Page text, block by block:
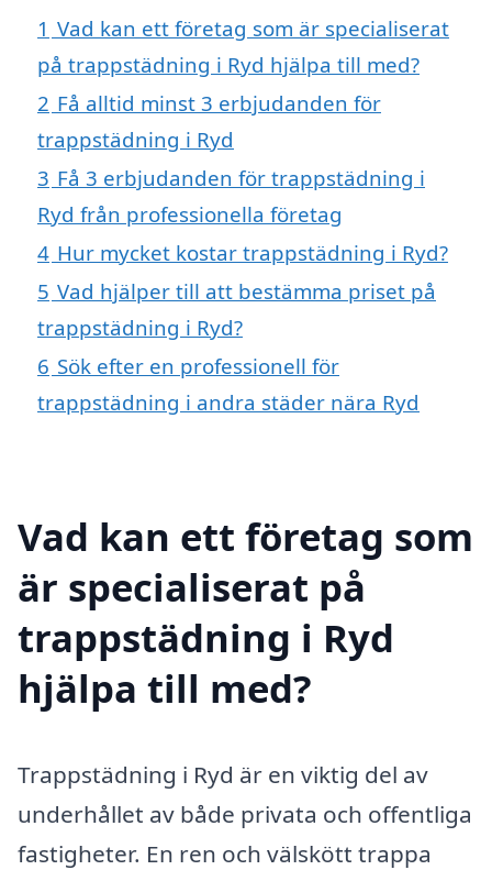
1 Vad kan ett företag som är specialiserat
på trappstädning i Ryd hjälpa till med?
2 Få alltid minst 3 erbjudanden för
trappstädning i Ryd
3 Få 3 erbjudanden för trappstädning i
Ryd från professionella företag
4 Hur mycket kostar trappstädning i Ryd?
5 Vad hjälper till att bestämma priset på
trappstädning i Ryd?
6 Sök efter en professionell för
trappstädning i andra städer nära Ryd
Vad kan ett företag som
är specialiserat på
trappstädning i Ryd
hjälpa till med?
Trappstädning i Ryd är en viktig del av
underhållet av både privata och offentliga
fastigheter. En ren och välskött trappa